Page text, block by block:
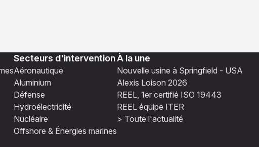
Secteurs d'intervention
Aéronautique
Aluminium
Défense
Hydroélectricité
Nucléaire
Offshore & Énergies marines
À la une
Nouvelle usine à Springfield - USA
Alexis Loison 2026
REEL, 1er certifié ISO 19443
REEL équipe ITER
> Toute l'actualité